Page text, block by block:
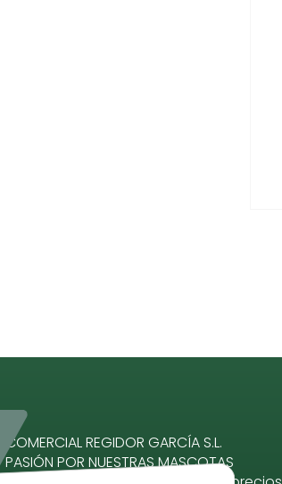
COMERCIAL REGIDOR GARCÍA S.L.
PASIÓN POR NUESTRAS MASCOTAS